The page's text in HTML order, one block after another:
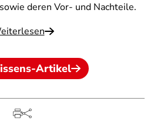
deren Vor- und Nachteile.
Artikel